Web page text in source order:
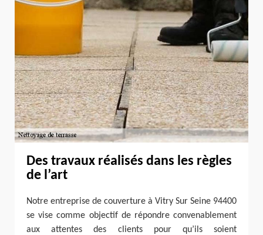
Des travaux réalisés dans les règles
de l’art
Notre entreprise de couverture à Vitry Sur Seine 94400
se vise comme objectif de répondre convenablement
aux attentes des clients pour qu’ils soient